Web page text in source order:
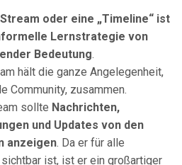
Stream oder eine „Timeline“ ist
Lernstrategie von
Bedeutung.
hält die ganze Angelegenheit,
Community, zusammen.
sollte Nachrichten,
und Updates von den
anzeigen. Da er für alle
sichtbar ist, ist er ein großartiger